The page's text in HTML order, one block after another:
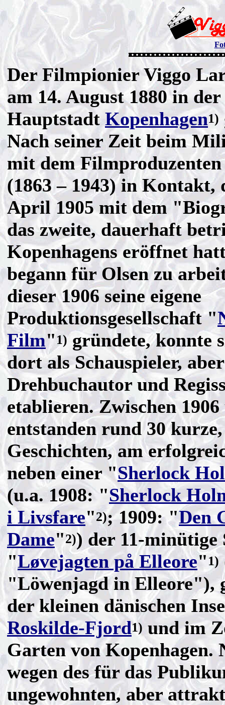
Der Filmpionier Viggo
am 14. August 1880 in
HauptstadtKopenhagen1)
Nach seiner Zeit beim
mit dem
(1863 – 1943) in Kontakt,
April 1905 mit dem
das zweite, dauerhaft
Kopenhagens eröffnet
begann für Olsen zu
dieser 1906 seine eigene
Produktionsgesellschaft "
Film" 1)gründete, konnte
dort als Schauspieler,
Drehbuchautor und
etablieren. Zwischen 1906
entstanden rund 30
Geschichten, am
neben einer "Sherlock
(u.a. 1908: "Sherlock
i Livsfare"2); 1909: "Den
Dame"2)) der 11-minütige
"Løvejagten på Elleore" 1)
"Löwenjagd in Elleore"),
der kleinen dänischen
Roskilde-Fjord1) und im
Garten von Kopenhagen.
wegen des für das
ungewohnten, aber